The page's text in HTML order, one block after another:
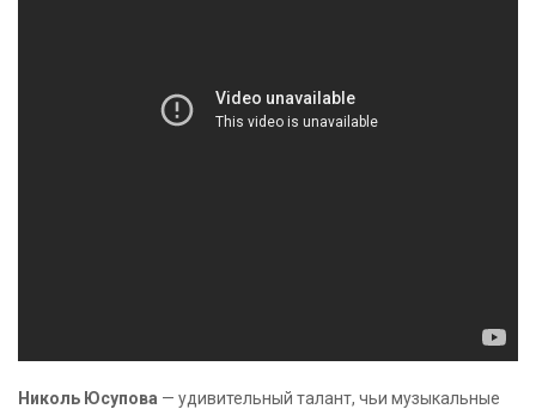
Николь Юсупова — удивительный талант, чьи музыкальные